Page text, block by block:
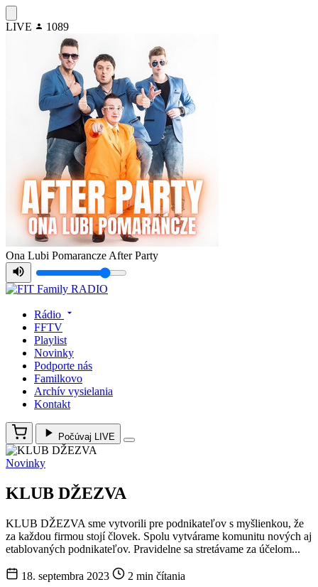
LIVE 1089
Ona Lubi Pomarancze After Party
Rádio
FFTV
Playlist
Novinky
Podporte nás
Familkovo
Archív vysielania
Kontakt
Počúvaj LIVE
Novinky
KLUB DŽEZVA
KLUB DŽEZVA sme vytvorili pre podnikateľov s myšlienkou, že
za každou firmou stojí človek. Spolu vytvárame komunitu nových aj
etablovaných podnikateľov. Pravidelne sa stretávame za účelom...
18. septembra 2023
2 min čítania